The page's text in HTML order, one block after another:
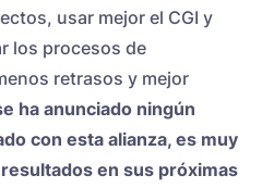
usar mejor el CGI y
los procesos de
retrasos y mejor
ha anunciado ningún
con esta alianza, es muy
en sus próximas